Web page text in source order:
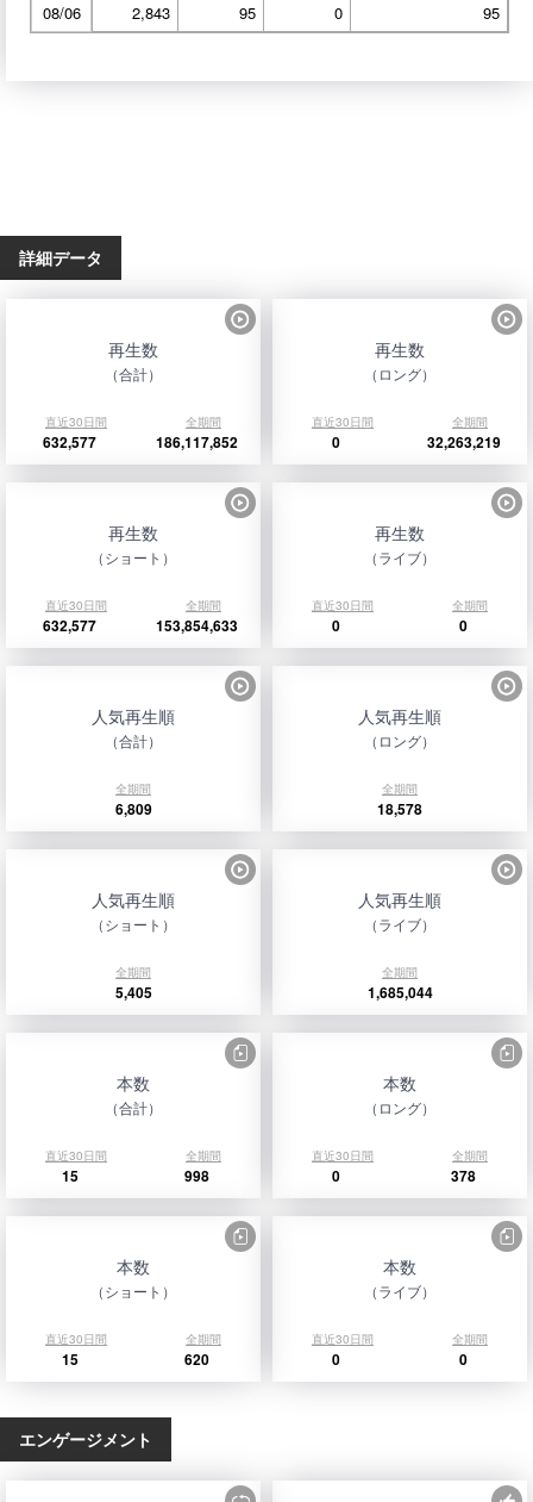
08/06
2,843 95 0 95
詳細データ
再生数
（合計）
直近30日間 全期間
632,577 186,117,852
再生数
（ロング）
直近30日間 全期間
0 32,263,219
再生数
（ショート）
直近30日間 全期間
632,577 153,854,633
再生数
（ライブ）
直近30日間 全期間
0 0
人気再生順
（合計）
全期間
6,809
人気再生順
（ロング）
全期間
18,578
人気再生順
（ショート）
全期間
5,405
人気再生順
（ライブ）
全期間
1,685,044
本数
（合計）
直近30日間 全期間
15 998
本数
（ロング）
直近30日間 全期間
0 378
本数
（ショート）
直近30日間 全期間
15 620
本数
（ライブ）
直近30日間 全期間
0 0
エンゲージメント